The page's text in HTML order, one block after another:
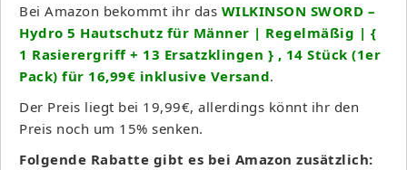
Bei Amazon bekommt ihr das WILKINSON SWORD –
Hydro 5 Hautschutz für Männer | Regelmäßig | {
1 Rasierergriff + 13 Ersatzklingen } , 14 Stück (1er
Pack) für 16,99€ inklusive Versand.
Der Preis liegt bei 19,99€, allerdings könnt ihr den
Preis noch um 15% senken.
Folgende Rabatte gibt es bei Amazon zusätzlich: